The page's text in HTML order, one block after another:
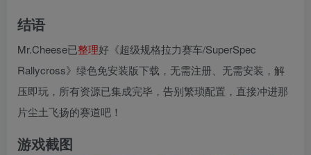
结语
Mr.Cheese已整理好《超级规格拉力赛车/SuperSpec
Rallycross》绿色免安装版下载，无需注册、无需安装，解
压即玩，所有资源已集成完毕，告别繁琐配置，直接冲进那
片尘土飞扬的赛道吧！
游戏截图